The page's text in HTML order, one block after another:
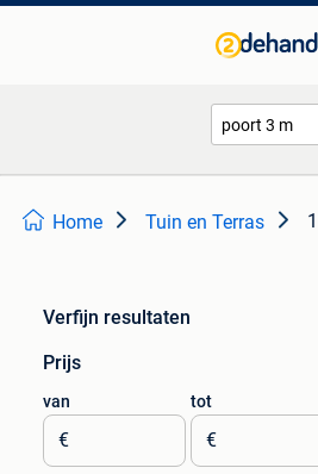
Home Tuin en Terras
Verfijn resultaten
Prijs
van
€
tot
€